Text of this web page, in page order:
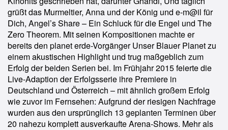
grüßt das Murmeltier, Anna und der König und e-m@il für
Dich, Angel’s Share – Ein Schluck für die Engel und The
Zero Theorem. Mit seinen Kompositionen machte er
bereits den planet erde-Vorgänger Unser Blauer Planet zu
einem akustischen Highlight und trug maßgeblich zum
Erfolg der beiden Serien bei. Im Frühjahr 2015 feierte die
Live-Adaption der Erfolgsserie ihre Premiere in
Deutschland und Österreich – mit ähnlich großem Erfolg
wie zuvor im Fernsehen: Aufgrund der riesigen Nachfrage
wurden aus den ursprünglich 13 geplanten Terminen über
20 nahezu komplett ausverkaufte Arena-Shows. Mehr als